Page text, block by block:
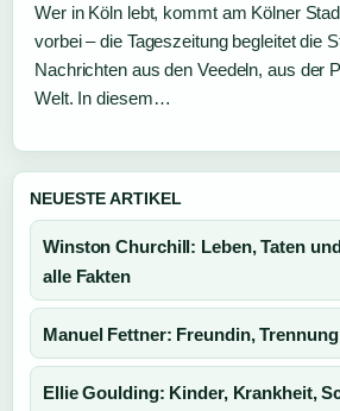
Wer in Köln lebt, kommt am Kölner
vorbei – die Tageszeitung begleitet die
Nachrichten aus den Veedeln, aus der
Welt. In diesem…
NEUESTE ARTIKEL
Winston Churchill: Leben, Taten
alle Fakten
Manuel Fettner: Freundin,
Ellie Goulding: Kinder, Krankheit,